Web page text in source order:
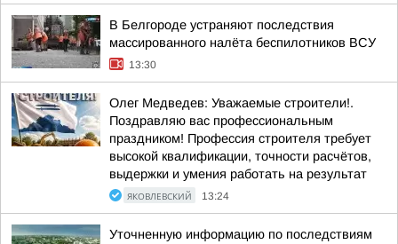
В Белгороде устраняют последствия
массированного налёта беспилотников ВСУ
13:30
Олег Медведев: Уважаемые строители!.
Поздравляю вас профессиональным
праздником! Профессия строителя требует
высокой квалификации, точности расчётов,
выдержки и умения работать на результат
ЯКОВЛЕВСКИЙ 13:24
Уточненную информацию по последствиям